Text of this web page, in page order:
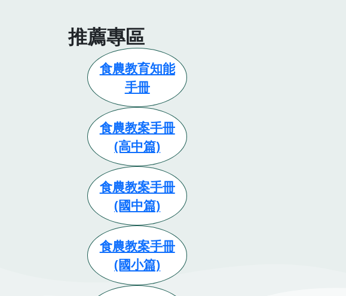
推薦專區
食農教育知能
手冊
食農教案手冊
(高中篇)
食農教案手冊
(國中篇)
食農教案手冊
(國小篇)